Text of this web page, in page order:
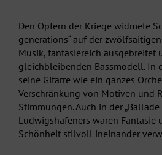
Den Opfern der Kriege widmete
generations“ auf der
Musik, fantasiereich ausgebreitet
gleichbleibenden Bassmodell. In
seine Gitarre wie ein ganzes
Verschränkung von Motiven und
Stimmungen. Auch in der „Ballade
Ludwigshafeners waren Fantasie
Schönheit stilvoll ineinander